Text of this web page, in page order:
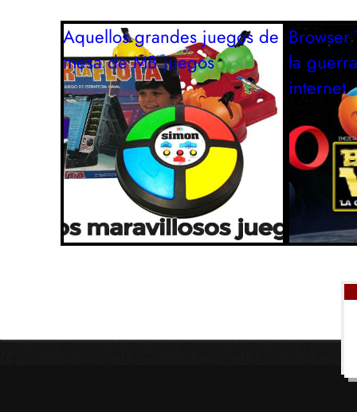
Aquellos grandes juegos de
mesa de MB juegos
la
internet